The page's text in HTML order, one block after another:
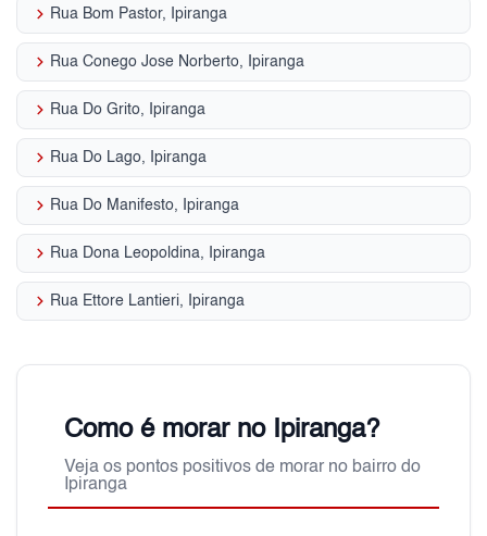
keyboard_arrow_right Rua Bom Pastor, Ipiranga
keyboard_arrow_right Rua Conego Jose Norberto, Ipiranga
keyboard_arrow_right Rua Do Grito, Ipiranga
keyboard_arrow_right Rua Do Lago, Ipiranga
keyboard_arrow_right Rua Do Manifesto, Ipiranga
keyboard_arrow_right Rua Dona Leopoldina, Ipiranga
keyboard_arrow_right Rua Ettore Lantieri, Ipiranga
Como é morar no Ipiranga?
Veja os pontos positivos de morar no bairro do
Ipiranga